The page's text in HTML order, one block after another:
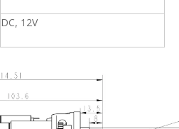
DC, 12V